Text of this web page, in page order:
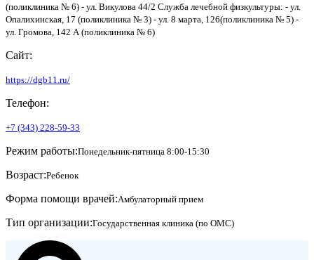
(поликлиника № 6) - ул. Викулова 44/2 Служба лечебной физкультуры: - ул.
Опалихинская, 17 (поликлиника № 3) - ул. 8 марта, 126(поликлиника № 5) -
ул. Громова, 142 А (поликлиника № 6)
Сайт:
https://dgb11.ru/
Телефон:
+7 (343) 228-59-33
Режим работы:Понедельник-пятница 8:00-15:30
Возраст:Ребенок
Форма помощи врачей:Амбулаторный прием
Тип организации:Государственная клиника (по ОМС)